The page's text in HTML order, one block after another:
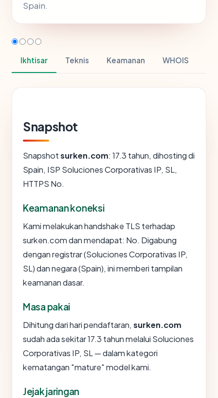
Spain.
Ikhtisar Teknis Keamanan WHOIS
Snapshot
Snapshotsurken.com: 17.3 tahun, dihosting di
Spain, ISP Soluciones Corporativas IP, SL,
HTTPS No.
Keamanan koneksi
Kami melakukan handshake TLS terhadap
surken.com dan mendapat: No. Digabung
dengan registrar (Soluciones Corporativas IP,
SL) dan negara (Spain), ini memberi tampilan
keamanan dasar.
Masa pakai
Dihitung dari hari pendaftaran, surken.com
sudah ada sekitar 17.3 tahun melalui Soluciones
Corporativas IP, SL — dalam kategori
kematangan "mature" model kami.
Jejak jaringan